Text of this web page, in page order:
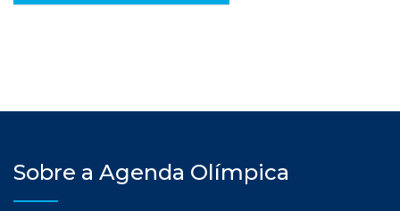
Sobre a Agenda Olímpica